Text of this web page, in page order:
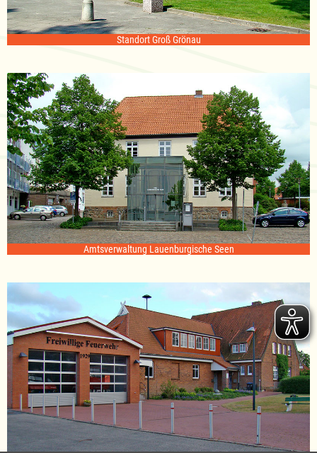
Standort Groß Grönau
Amtsverwaltung Lauenburgische Seen